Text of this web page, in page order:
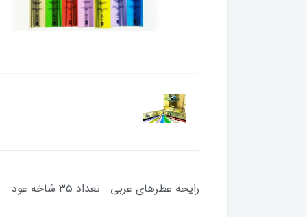
رایحه عطرهای عربی تعداد ۳۵ شاخه عود